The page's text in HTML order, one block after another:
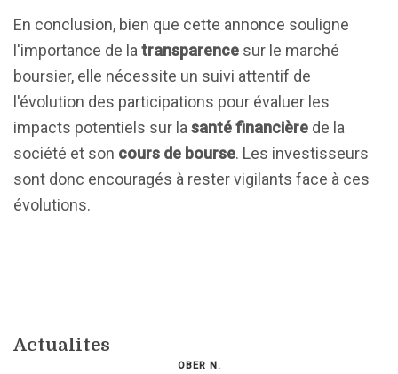
En conclusion, bien que cette annonce souligne
l'importance de la transparence sur le marché
boursier, elle nécessite un suivi attentif de
l'évolution des participations pour évaluer les
impacts potentiels sur la santé financière de la
société et son cours de bourse. Les investisseurs
sont donc encouragés à rester vigilants face à ces
évolutions.
Actualites
OBER N.